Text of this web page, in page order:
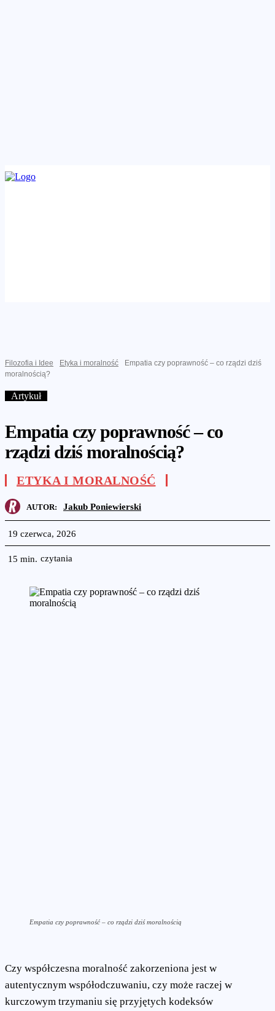
Filozofia i Idee Etyka i moralność
Empatia czy poprawność – co rządzi dziś
moralnością?
Artykuł
Empatia czy poprawność – co
rządzi dziś moralnością?
ETYKA I MORALNOŚĆ
AUTOR: Jakub Poniewierski
19 czerwca, 2026
15 min. czytania
Empatia czy poprawność – co rządzi dziś moralnością
Czy współczesna moralność zakorzeniona jest w
autentycznym współodczuwaniu, czy może raczej w
kurczowym trzymaniu się przyjętych kodeksów